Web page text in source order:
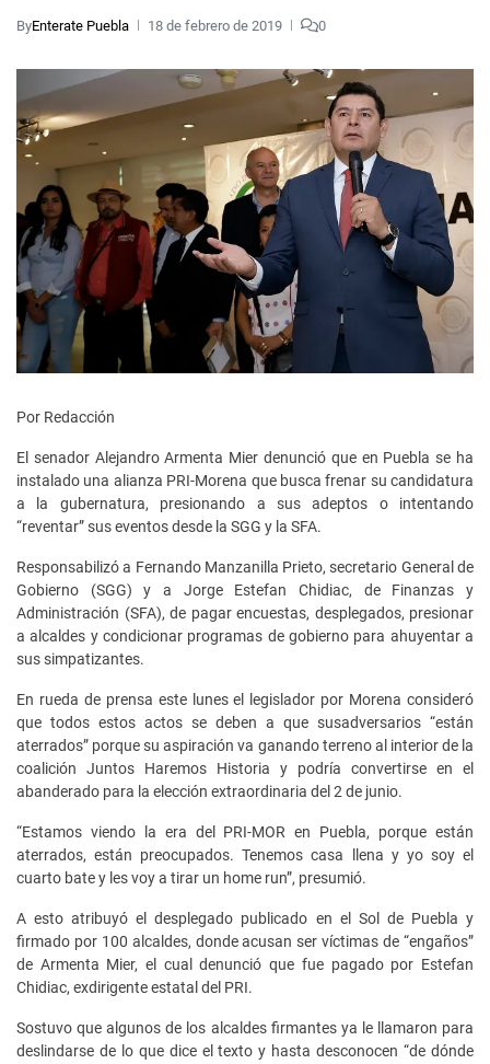
ByEnterate Puebla 18 de febrero de 2019 0
Por Redacción
El senador Alejandro Armenta Mier denunció que en Puebla se ha
instalado una alianza PRI-Morena que busca frenar su candidatura
a la gubernatura, presionando a sus adeptos o intentando
“reventar” sus eventos desde la SGG y la SFA.
Responsabilizó a Fernando Manzanilla Prieto, secretario General de
Gobierno (SGG) y a Jorge Estefan Chidiac, de Finanzas y
Administración (SFA), de pagar encuestas, desplegados, presionar
a alcaldes y condicionar programas de gobierno para ahuyentar a
sus simpatizantes.
En rueda de prensa este lunes el legislador por Morena consideró
que todos estos actos se deben a que susadversarios “están
aterrados” porque su aspiración va ganando terreno al interior de la
coalición Juntos Haremos Historia y podría convertirse en el
abanderado para la elección extraordinaria del 2 de junio.
“Estamos viendo la era del PRI-MOR en Puebla, porque están
aterrados, están preocupados. Tenemos casa llena y yo soy el
cuarto bate y les voy a tirar un home run”, presumió.
A esto atribuyó el desplegado publicado en el Sol de Puebla y
firmado por 100 alcaldes, donde acusan ser víctimas de “engaños”
de Armenta Mier, el cual denunció que fue pagado por Estefan
Chidiac, exdirigente estatal del PRI.
Sostuvo que algunos de los alcaldes firmantes ya le llamaron para
deslindarse de lo que dice el texto y hasta desconocen “de dónde